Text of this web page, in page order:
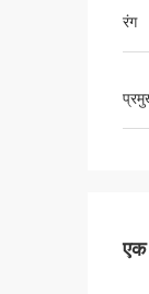
रंग
एक